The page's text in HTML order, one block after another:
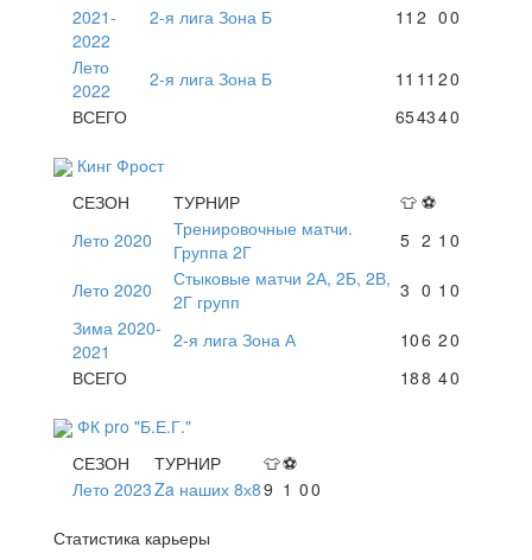
2021-
2022
2-я лига Зона Б 11 2 00
Лето
2022
2-я лига Зона Б 11 11 20
ВСЕГО
654340
Кинг Фрост
СЕЗОН
ТУРНИР 👕 ⚽
Лето 2020
Тренировочные матчи.
Группа 2Г
5 2 1 0
Лето 2020
Стыковые матчи 2А, 2Б, 2В,
2Г групп
3 0 1 0
Зима 2020-
2021
2-я лига Зона А 106 20
ВСЕГО
188 40
ФК pro "Б.Е.Г."
СЕЗОН
ТУРНИР 👕⚽
Лето 2023Za наших 8х89 1 00
Статистика карьеры